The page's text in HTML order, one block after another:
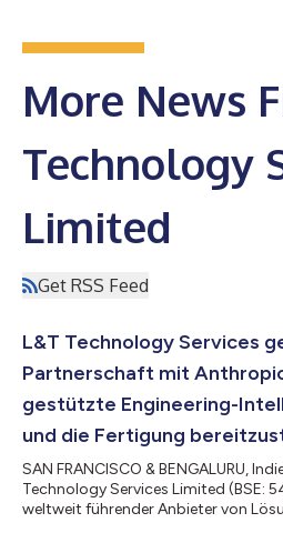
More News
Technology
Limited
Get RSS Feed
L&T Technology Services
Partnerschaft mit
gestützte Engineering-
und die Fertigung
SAN FRANCISCO & BENGALURU,
Technology Services Limited (BSE:
weltweit führender Anbieter von